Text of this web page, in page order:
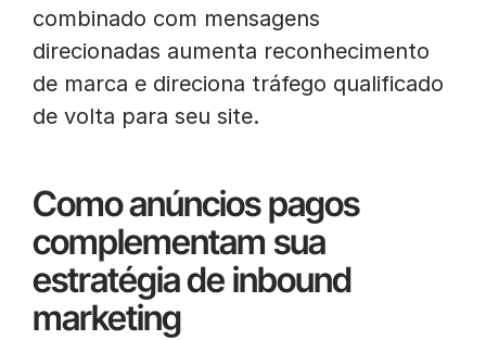
combinado com mensagens
direcionadas aumenta reconhecimento
de marca e direciona tráfego qualificado
de volta para seu site.
Como anúncios pagos
complementam sua
estratégia de inbound
marketing